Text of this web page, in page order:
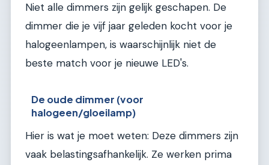
Niet alle dimmers zijn gelijk geschapen. De
dimmer die je vijf jaar geleden kocht voor je
halogeenlampen, is waarschijnlijk niet de
beste match voor je nieuwe LED's.
De oude dimmer (voor
halogeen/gloeilamp)
Hier is wat je moet weten: Deze dimmers zijn
vaak belastingsafhankelijk. Ze werken prima